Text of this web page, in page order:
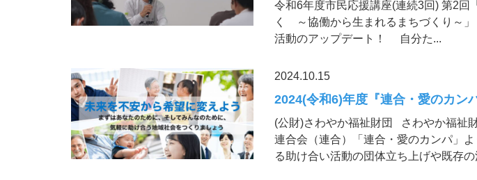
令和6年度市民応援講座(連続3回) 第2回
く ～協働から生まれるまちづくり～
活動のアップデート！ 自分た...
2024.10.15
2024(令和6)年度『連合・愛のカン
(公財)さわやか福祉財団 さわやか福祉
連合会（連合）「連合・愛のカンパ」
る助け合い活動の団体立ち上げや既存